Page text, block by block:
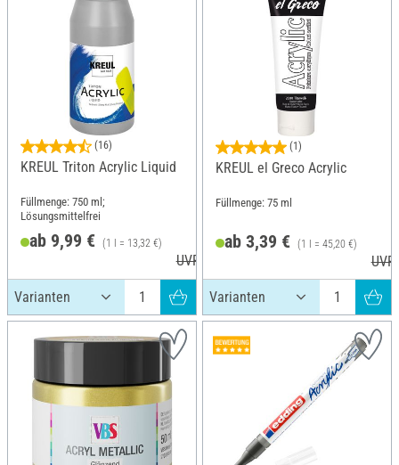
(16)
KREUL Triton Acrylic Liquid
Füllmenge: 750 ml;
Lösungsmittelfrei
ab 9,99 € (1 l = 13,32 €)
UVP 10,99 €
(1)
KREUL el Greco Acrylic
Füllmenge: 75 ml
ab 3,39 € (1 l = 45,20 €)